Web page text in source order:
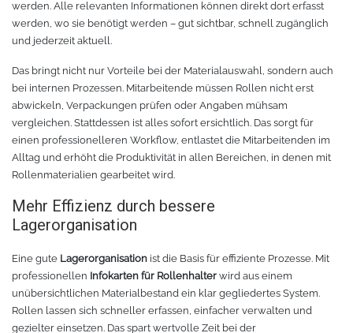
Chemica Sunmark
Chemica Printbar
Chemica Reflex
Chemica Darklite
Chemica Fashion
Transferpapier
Transferfolie
Werkzeugkasten
Reinigung
Tücher
Reinigungsset
Verpackungsmaschinen
Klebeband
Ausrüstung
werden. Alle relevanten Informationen können direkt dort erfasst
werden, wo sie benötigt werden – gut sichtbar, schnell zugänglich
und jederzeit aktuell.
Das bringt nicht nur Vorteile bei der Materialauswahl, sondern auch
bei internen Prozessen. Mitarbeitende müssen Rollen nicht erst
abwickeln, Verpackungen prüfen oder Angaben mühsam
vergleichen. Stattdessen ist alles sofort ersichtlich. Das sorgt für
einen professionelleren Workflow, entlastet die Mitarbeitenden im
Alltag und erhöht die Produktivität in allen Bereichen, in denen mit
Rollenmaterialien gearbeitet wird.
Mehr Effizienz durch bessere
Lagerorganisation
Eine gute Lagerorganisation ist die Basis für effiziente Prozesse. Mit
professionellen Infokarten für Rollenhalter wird aus einem
unübersichtlichen Materialbestand ein klar gegliedertes System.
Rollen lassen sich schneller erfassen, einfacher verwalten und
gezielter einsetzen. Das spart wertvolle Zeit bei der